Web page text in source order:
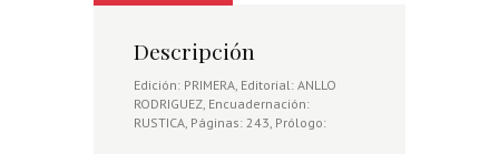
Descripción
Edición: PRIMERA, Editorial: ANLLO
RODRIGUEZ, Encuadernación:
RUSTICA, Páginas: 243, Prólogo: